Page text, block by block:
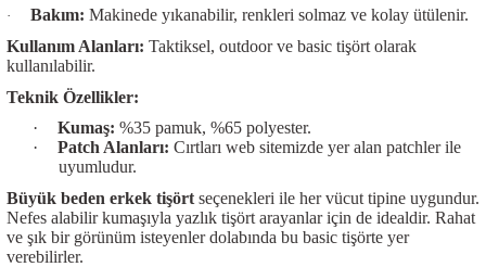
· Bakım: Makinede yıkanabilir, renkleri solmaz ve kolay ütülenir.
Kullanım Alanları: Taktiksel, outdoor ve basic tişört olarak
kullanılabilir.
Teknik Özellikler:
·
Kumaş: %35 pamuk, %65 polyester.
·
Patch Alanları: Cırtları web sitemizde yer alan patchler ile
uyumludur.
Büyük beden erkek tişört seçenekleri ile her vücut tipine uygundur.
Nefes alabilir kumaşıyla yazlık tişört arayanlar için de idealdir. Rahat
ve şık bir görünüm isteyenler dolabında bu basic tişörte yer
verebilirler.